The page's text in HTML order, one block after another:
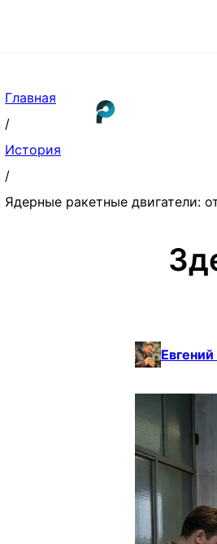
Главная
/
История
/
Ядерные ракетные двигатели: